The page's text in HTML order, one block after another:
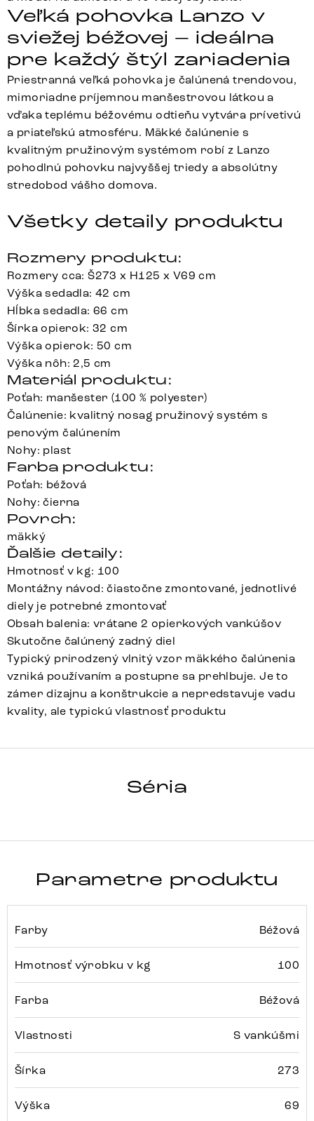
Veľká pohovka Lanzo v
sviežej béžovej – ideálna
pre každý štýl zariadenia
Priestranná veľká pohovka je čalúnená trendovou,
mimoriadne príjemnou manšestrovou látkou a
vďaka teplému béžovému odtieňu vytvára prívetivú
a priateľskú atmosféru. Mäkké čalúnenie s
kvalitným pružinovým systémom robí z Lanzo
pohodlnú pohovku najvyššej triedy a absolútny
stredobod vášho domova.
Všetky detaily produktu
Rozmery produktu:
Rozmery cca: Š273 x H125 x V69 cm
Výška sedadla: 42 cm
Hĺbka sedadla: 66 cm
Šírka opierok: 32 cm
Výška opierok: 50 cm
Výška nôh: 2,5 cm
Materiál produktu:
Poťah: manšester (100 % polyester)
Čalúnenie: kvalitný nosag pružinový systém s
penovým čalúnením
Nohy: plast
Farba produktu:
Poťah: béžová
Nohy: čierna
Povrch:
mäkký
Ďalšie detaily:
Hmotnosť v kg: 100
Montážny návod: čiastočne zmontované, jednotlivé
diely je potrebné zmontovať
Obsah balenia: vrátane 2 opierkových vankúšov
Skutočne čalúnený zadný diel
Typický prirodzený vlnitý vzor mäkkého čalúnenia
vzniká používaním a postupne sa prehlbuje. Je to
zámer dizajnu a konštrukcie a nepredstavuje vadu
kvality, ale typickú vlastnosť produktu
Séria
Parametre produktu
Farby Béžová
Hmotnosť výrobku v kg 100
Farba Béžová
Vlastnosti S vankúšmi
Šírka 273
Výška 69